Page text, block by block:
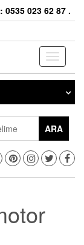
0535 023 62 87 .
Toggle
ARA